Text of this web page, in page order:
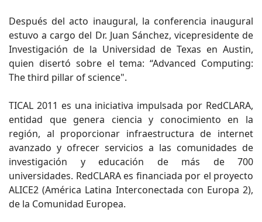
Después del acto inaugural, la conferencia inaugural
estuvo a cargo del Dr. Juan Sánchez, vicepresidente de
Investigación de la Universidad de Texas en Austin,
quien disertó sobre el tema: “Advanced Computing:
The third pillar of science".
TICAL 2011 es una iniciativa impulsada por RedCLARA,
entidad que genera ciencia y conocimiento en la
región, al proporcionar infraestructura de internet
avanzado y ofrecer servicios a las comunidades de
investigación y educación de más de 700
universidades. RedCLARA es financiada por el proyecto
ALICE2 (América Latina Interconectada con Europa 2),
de la Comunidad Europea.